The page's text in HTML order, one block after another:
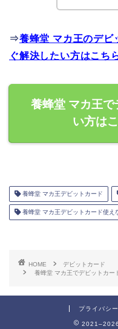
⇒養蜂堂 マカ王のデビ
ぐ解決したい方はこち
養蜂堂 マカ王
い方は
養蜂堂 マカ王デビットカード
養蜂堂 マカ王デビットカード使え
HOME
デビットカード
養蜂堂 マカ王でデビットカー
プライバシ